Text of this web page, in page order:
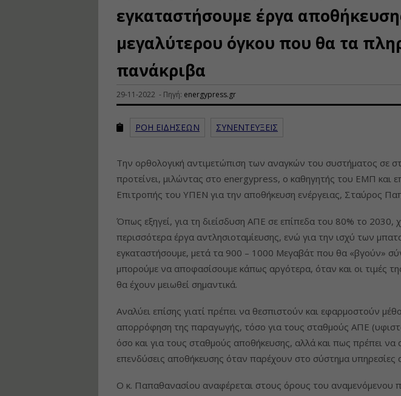
εγκαταστήσουμε έργα
μεγαλύτερου όγκου που θα τα
πανάκριβα
29-11-2022 - Πηγή: energypress.gr
ΡΟΗ ΕΙΔΗΣΕΩΝ ΣΥΝΕΝΤΕΥΞΕΙΣ
Την ορθολογική αντιμετώπιση των αναγκών του συστήματος σε
προτείνει, μιλώντας στο energypress, ο καθηγητής του ΕΜΠ και
Επιτροπής του ΥΠΕΝ για την αποθήκευση ενέργειας, Σταύρος
Όπως εξηγεί, για τη διείσδυση ΑΠΕ σε επίπεδα του 80% το 2030,
περισσότερα έργα αντλησιοταμίευσης, ενώ για την ισχύ των
εγκαταστήσουμε, μετά τα 900 – 1000 Μεγαβάτ που θα «βγούν»
μπορούμε να αποφασίσουμε κάπως αργότερα, όταν και οι τιμές
θα έχουν μειωθεί σημαντικά.
Αναλύει επίσης γιατί πρέπει να θεσπιστούν και εφαρμοστούν
απορρόφηση της παραγωγής, τόσο για τους σταθμούς ΑΠΕ
όσο και για τους σταθμούς αποθήκευσης, αλλά και πως πρέπει να
επενδύσεις αποθήκευσης όταν παρέχουν στο σύστημα
Ο κ. Παπαθανασίου αναφέρεται στους όρους του αναμενόμενου